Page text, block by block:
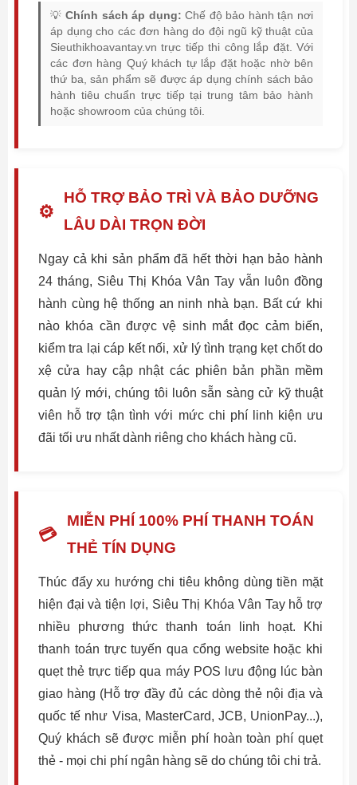
💡Chính sách áp dụng: Chế độ bảo hành tận nơi
áp dụng cho các đơn hàng do đội ngũ kỹ thuật của
Sieuthikhoavantay.vn trực tiếp thi công lắp đặt. Với
các đơn hàng Quý khách tự lắp đặt hoặc nhờ bên
thứ ba, sản phẩm sẽ được áp dụng chính sách bảo
hành tiêu chuẩn trực tiếp tại trung tâm bảo hành
hoặc showroom của chúng tôi.
⚙️
HỖ TRỢ BẢO TRÌ VÀ BẢO DƯỠNG
LÂU DÀI TRỌN ĐỜI
Ngay cả khi sản phẩm đã hết thời hạn bảo hành
24 tháng, Siêu Thị Khóa Vân Tay vẫn luôn đồng
hành cùng hệ thống an ninh nhà bạn. Bất cứ khi
nào khóa cần được vệ sinh mắt đọc cảm biến,
kiểm tra lại cáp kết nối, xử lý tình trạng kẹt chốt do
xệ cửa hay cập nhật các phiên bản phần mềm
quản lý mới, chúng tôi luôn sẵn sàng cử kỹ thuật
viên hỗ trợ tận tình với mức chi phí linh kiện ưu
đãi tối ưu nhất dành riêng cho khách hàng cũ.
💳
MIỄN PHÍ 100% PHÍ THANH TOÁN
THẺ TÍN DỤNG
Thúc đẩy xu hướng chi tiêu không dùng tiền mặt
hiện đại và tiện lợi, Siêu Thị Khóa Vân Tay hỗ trợ
nhiều phương thức thanh toán linh hoạt. Khi
thanh toán trực tuyến qua cổng website hoặc khi
quẹt thẻ trực tiếp qua máy POS lưu động lúc bàn
giao hàng (Hỗ trợ đầy đủ các dòng thẻ nội địa và
quốc tế như Visa, MasterCard, JCB, UnionPay...),
Quý khách sẽ được miễn phí hoàn toàn phí quẹt
thẻ - mọi chi phí ngân hàng sẽ do chúng tôi chi trả.